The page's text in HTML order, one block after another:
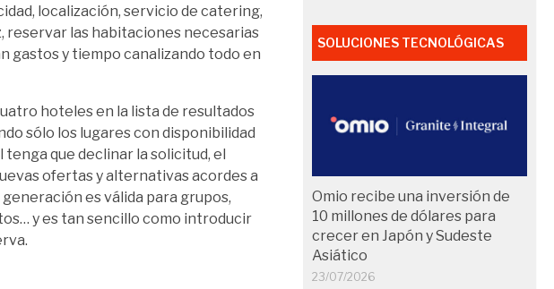
localización, servicio de catering,
reservar las habitaciones necesarias
gastos y tiempo canalizando todo en
hoteles en la lista de resultados
sólo los lugares con disponibilidad
tenga que declinar la solicitud, el
ofertas y alternativas acordes a
es válida para grupos,
y es tan sencillo como introducir
SOLUCIONES TECNOLÓGICAS
Omio recibe una inversión de
10 millones de dólares para
crecer en Japón y Sudeste
Asiático
23/07/2026